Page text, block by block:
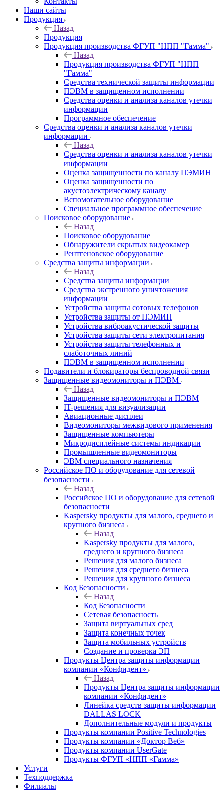
Наши сайты
Продукция
Назад
Продукция
Продукция производства ФГУП "НПП "Гамма"
Назад
Продукция производства ФГУП "НПП
"Гамма"
Средства технической защиты информации
ПЭВМ в защищенном исполнении
Средства оценки и анализа каналов утечки
информации
Программное обеспечение
Средства оценки и анализа каналов утечки
информации
Назад
Средства оценки и анализа каналов утечки
информации
Оценка защищенности по каналу ПЭМИН
Оценка защищенности по
акустоэлектрическому каналу
Вспомогательное оборудование
Специальное программное обеспечение
Поисковое оборудование
Назад
Поисковое оборудование
Обнаружители скрытых видеокамер
Рентгеновское оборудование
Средства защиты информации
Назад
Средства защиты информации
Средства экстренного уничтожения
информации
Устройства защиты сотовых телефонов
Устройства защиты от ПЭМИН
Устройства виброакустической защиты
Устройства защиты сети электропитания
Устройства защиты телефонных и
слаботочных линий
ПЭВМ в защищенном исполнении
Подавители и блокираторы беспроводной связи
Защищенные видеомониторы и ПЭВМ
Назад
Защищенные видеомониторы и ПЭВМ
IT-решения для визуализации
Авиационные дисплеи
Видеомониторы межвидового применения
Защищенные компьютеры
Микродисплейные системы индикации
Промышленные видеомониторы
ЭВМ специального назначения
Российское ПО и оборудование для сетевой
безопасности
Назад
Российское ПО и оборудование для сетевой
безопасности
Kaspersky продукты для малого, среднего и
крупного бизнеса
Назад
Kaspersky продукты для малого,
среднего и крупного бизнеса
Решения для малого бизнеса
Решения для среднего бизнеса
Решения для крупного бизнеса
Код Безопасности
Назад
Код Безопасности
Сетевая безопасность
Защита виртуальных сред
Защита конечных точек
Защита мобильных устройств
Создание и проверка ЭП
Продукты Центра защиты информации
компании «Конфидент»
Назад
Продукты Центра защиты информации
компании «Конфидент»
Линейка средств защиты информации
DALLAS LOCK
Дополнительные модули и продукты
Продукты компании Positive Technologies
Продукты компании «Доктор Веб»
Продукты компании UserGate
Продукты ФГУП «НПП «Гамма»
Услуги
Техподдержка
Филиалы